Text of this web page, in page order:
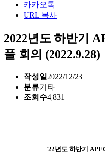
카카오톡
URL 복사
2022년도 하반기
풀 회의 (2022.9.28)
작성일 2022/12/23
분류기타
조회수4,831
'22년도 하반기